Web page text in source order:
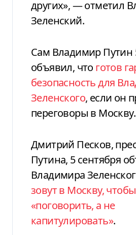
других», — отметил
Зеленский.
Сам Владимир Путин
объявил, что готов
безопасность для
Зеленского, если он
переговоры в Москву.
Дмитрий Песков,
Путина, 5 сентября
Владимира
зовут в Москву, чтобы
«поговорить, а не
капитулировать».